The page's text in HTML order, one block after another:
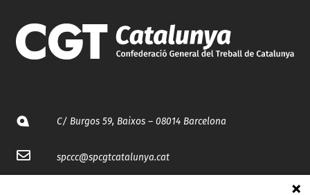
C/ Burgos 59, Baixos – 08014 Barcelona
spccc@spcgtcatalunya.cat